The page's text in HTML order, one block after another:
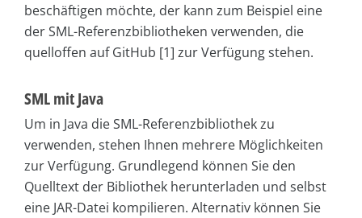
beschäftigen möchte, der kann zum Beispiel eine
der SML-Referenzbibliotheken verwenden, die
quelloffen auf GitHub [1] zur Verfügung stehen.
SML mit Java
Um in Java die SML-Referenzbibliothek zu
verwenden, stehen Ihnen mehrere Möglichkeiten
zur Verfügung. Grundlegend können Sie den
Quelltext der Bibliothek herunterladen und selbst
eine JAR-Datei kompilieren. Alternativ können Sie